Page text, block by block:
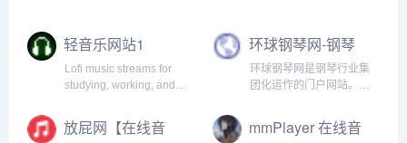
轻音乐网站1
Lofi music streams for
studying, working, and
环球钢琴网-钢琴
曲-钢琴谱-钢琴入
门-钢琴考级
环球钢琴网是钢琴行业集
团化运作的门户网站。网
源，并且每天以100+的数
量持续更新，能够做到有
放屁网【在线音
mmPlayer 在线音